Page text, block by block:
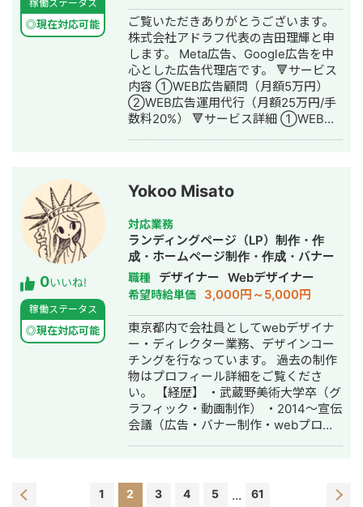
再構築します。 ▼ 運用リプレイス前後
の比較データ （※動画公開24時間後の
初動数値を比較） 📈 平均視聴維持率：
39.8％ ⇒ 50.7％（★大台突破）
YouTube評価の肝である「維持率」を
50％の大台に乗せたことで、プラット
フォームからの評価を最大化。安定し
て再生回数が伸び続けるチャンネルへ
成長させました。 🖱️ サムネイルクリッ
幅に強化。「最初の壁」を圧倒的な確
率で突破しています。 🚀 平均視聴回
数：2,349回 ⇒ 3,852回（1.6倍増）
🔵【実績２】採用特化型YouTubeチャ
ンネル運用支援 「再生数」を追うだけ
でなく、「内定承諾」という経営指標
に直結させた支援実績です。創業2年目
のベンチャー企業様において、以下の
成果を達成しました。 ▼ 支援による採
用成功実績 YouTubeを戦略的に活用
し、以下の優秀層を含む計9名の採用成
功（内定承諾済み）に大きく貢献しま
した。 🔸 旧帝大（九州大学ほか） 🔸
海外著名大学（テンプル大、サンディ
エゴ州立大、アムステルダム大ほか多
数） 💬 クライアント様の評価 「選考
過程の候補者全員に動画を共有するこ
『YouTubeの影響が大きかった』と断
壁」で1位 ・「外壁塗装」で3位 ・「埼
玉 リフォーム」「千葉県 外壁塗装」
「つくば市 外壁塗装」など地域キーワ
ードでも1位を多数獲得 【自己紹介】
・高校卒業後、札幌市で老舗の施工会
社に就職。職人として活動する ・
RIZAPの子会社に転職し、10年勤務。
事業部で最年少の支配人となり、新規
出店などを経験 ・副業だったマーケテ
株式会社」を設立 ・法人化後も、3年
連続で150％以上の業績アップを実現
【略歴】 2018年〜2021年 ・外壁塗装
会社の集客のプロとして個人事業主で
活動 2022年〜 ・トソーマ株式会社
代表取締役 >リフォーム業・建設業
の集客支援 >SEO事業 >リスティ
ング広告事業 >ホームページ・LP制
作事業 LINE（無料相談をご希望の方）
https://s.lmes.jp/landing-
qr/2000788262-7YNDe1MK?
uLand=UGw3dP トソーマ株式会社公
式サイト https://tosoma.co.jp 無料で
相談も受け付けています。 興味がある
方は、LINEでお気軽にご連絡ください
ませ。
稼働ステータス
◎現在対応可能
ご覧いただきありがとうございます。
株式会社アドラフ代表の吉田理輝と申
します。 Meta広告、Google広告を中
心とした広告代理店です。 🔻サービス
内容 ①WEB広告顧問（月額5万円）
②WEB広告運用代行（月額25万円/手
数料20%） 🔻サービス詳細 ①WEB広
を目指されている企業様向けです。 基
本的にはチャットにてサポートさせて
いただきます。 質問例 ・今出稿してい
る業種のCPAの相場感 ・配信設定につ
いての相談 ・CRの添削 ・LPの添削 な
ど。 ②WEB広告運用代行（月額25万
円/手数料20%） 費用は月間広告費によ
り2パターンに分かれます。 月間広告
費100万円以下の場合 月額25万円 月
間広告費100万円以上の場合 月間広告
費20% ※LPO不要で純粋な広告運用の
みの場合15万円となります。 ご契約後
の作業内容はこちらです。 ・広告運用
プランニング作成 ・配信初期設定 ・
日々の配信調整 ・画像クリエイティブ
制作 ・LP修正（FV、セクション毎の
修正） ・KW/見出しなどのテキスト制
レポート作成 ・1ヶ月に2回までのお打
0いいね!
稼働ステータス
◎現在対応可能
Yokoo Misato
対応業務
ランディングページ（LP）制作・作
成・ホームページ制作・作成・バナー
制作・デザイン・ロゴデザイン・作
成・イラスト制作・動画制作・動画編
集
職種 デザイナー Webデザイナー
希望時給単価 3,000円～5,000円
東京都内で会社員としてwebデザイナ
ー・ディレクター業務、デザインコー
チングを行なっています。 過去の制作
物はプロフィール詳細をご覧くださ
い。 【経歴】 ・武蔵野美術大学卒（グ
ラフィック・動画制作） ・2014〜宣伝
会議（広告・バナー制作・webプロモ
クグループ画像認識 AI企業 【所持スキ
1 2 3 4 5 ... 61